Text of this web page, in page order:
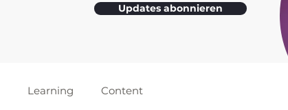
Learning Content
Updates abonnieren